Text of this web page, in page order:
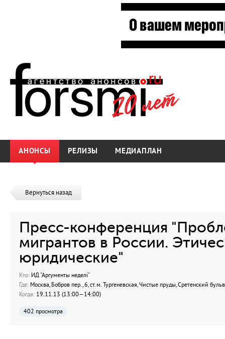
АНОНСЫ РЕЛИЗЫ МЕДИАПЛАН
Вернуться назад
Пресс-конференция
мигрантов в России.
юридические"
Кто: ИД "Аргументы неделi"
Где: Москва, Бобров пер., 6, ст.м. Тургеневская, Чистые пруды, Сретенский
Когда: 19.11.13 (13:00—14:00)
402 просмотра